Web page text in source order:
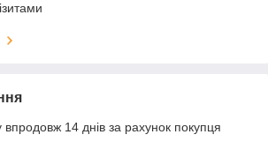
14 днів за рахунок покупця